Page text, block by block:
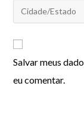
Salvar meus
eu comentar.